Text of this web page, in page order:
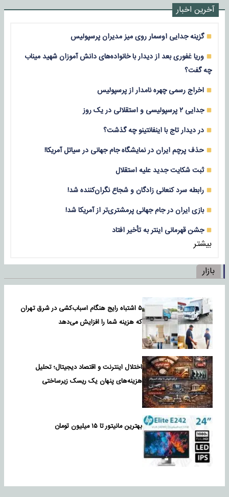
آخرین اخبار
گزینه جدایی اوسمار روی میز مدیران پرسپولیس
وریا غفوری بعد از دیدار با خانواده‌های دانش آموزان شهید میناب
چه گفت؟
اخراج رسمی چهره نامدار از پرسپولیس
جدایی ۲ پرسپولیسی و استقلالی در یک روز
در دیدار تاج با اینفانتینو چه گذشت؟
حذف پرچم ایران در نمایشگاه جام جهانی در سیاتل آمریکا!
ثبت شکایت جدید علیه استقلال
رابطه سرد کنعانی زادگان و شجاع نگران‌کننده شد!
بازی‌ ایران در جام جهانی پرمشتری‌تر از آمریکا شد!
جشن قهرمانی اینتر به تأخیر افتاد
بیشتر
بازار
۵ اشتباه رایج هنگام اسباب‌کشی در شرق تهران
که هزینه شما را افزایش می‌دهد
اختلال اینترنت و اقتصاد دیجیتال؛ تحلیل
هزینه‌های پنهان یک ریسک زیرساختی
بهترین مانیتور تا ۱۵ میلیون تومان